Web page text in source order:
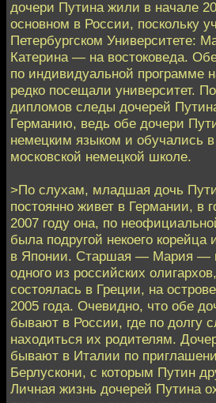
дочери Путина жили в начале
основном в России, поскольку
Петербургском Университете:
Катерина — на востоковеда.
по индивидуальной программе
редко посещали университет.
дипломов следы дочерей
Германию, ведь обе дочери
немецким языком и обучались в
московской немецкой школе.
>По слухам, младшая дочь
постоянно живет в Германии, в
2007 году она, по
была подругой некоего корейца
в Японии. Старшая — Мария —
одного из российских
состоялась в Греции, на
2005 года. Очевидно, что обе
бывают в России, где по долгу
находиться их родителям.
бывают в Италии по
Берлускони, с которым Путин
Личная жизнь дочерей Путина